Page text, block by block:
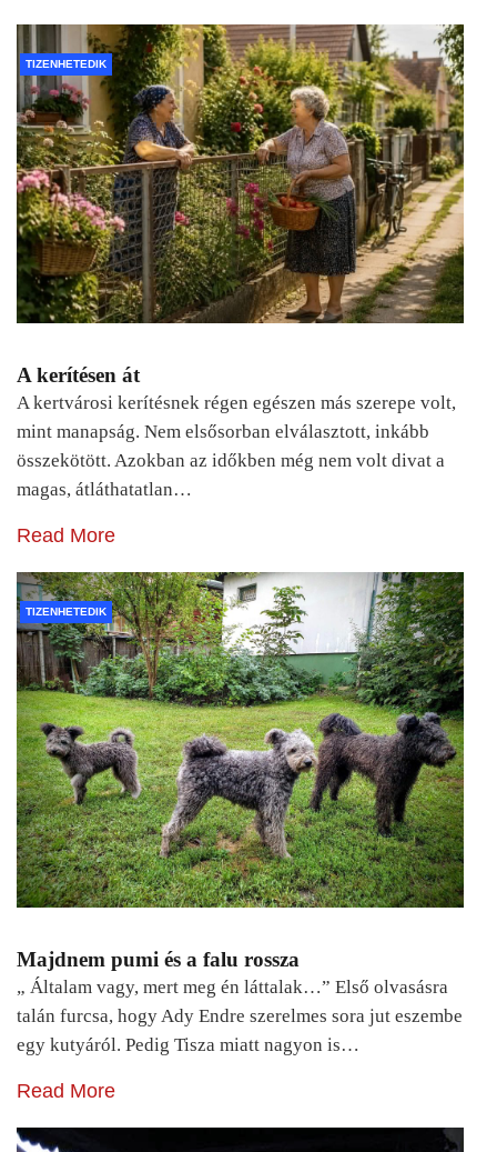
TIZENHETEDIK
A kerítésen át
A kertvárosi kerítésnek régen egészen más szerepe volt,
mint manapság. Nem elsősorban elválasztott, inkább
összekötött. Azokban az időkben még nem volt divat a
magas, átláthatatlan…
Read More
TIZENHETEDIK
Majdnem pumi és a falu rossza
„ Általam vagy, mert meg én láttalak…” Első olvasásra
talán furcsa, hogy Ady Endre szerelmes sora jut eszembe
egy kutyáról. Pedig Tisza miatt nagyon is…
Read More